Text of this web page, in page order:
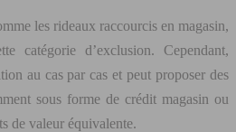
les rideaux raccourcis en magasin,
catégorie d’exclusion. Cependant,
au cas par cas et peut proposer des
sous forme de crédit magasin ou
de valeur équivalente.